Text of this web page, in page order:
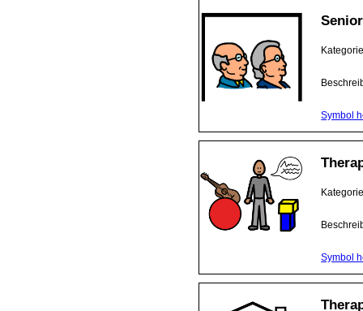
Symbol
Symbol